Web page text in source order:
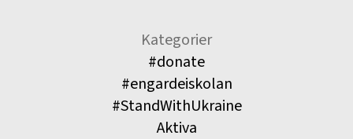
Kategorier
#donate
#engardeiskolan
#StandWithUkraine
Aktiva